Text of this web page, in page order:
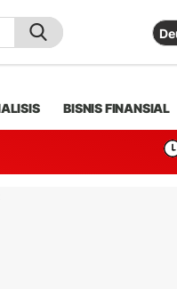
BISNIS FINANSIAL